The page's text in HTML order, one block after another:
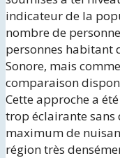
indicateur de la
nombre de
personnes habitant
Sonore, mais
comparaison
Cette approche a
trop éclairante sans
maximum de
région très